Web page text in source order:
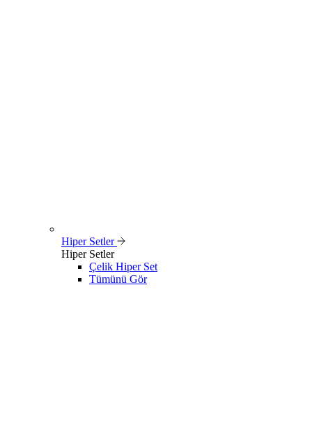
Hiper Setler
Hiper Setler
Çelik Hiper Set
Tümünü Gör